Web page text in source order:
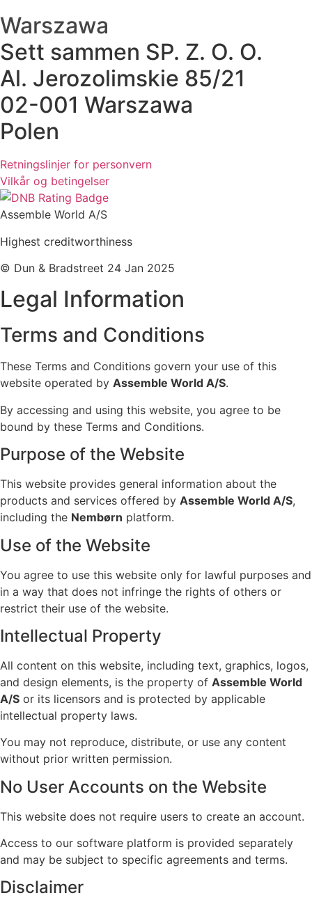
Warszawa
Sett sammen SP. Z. O. O.
Al. Jerozolimskie 85/21
02-001 Warszawa
Polen
Retningslinjer for personvern
Vilkår og betingelser
Assemble World A/S
Highest creditworthiness
© Dun & Bradstreet 24 Jan 2025
Legal Information
Terms and Conditions
These Terms and Conditions govern your use of this
website operated by Assemble World A/S.
By accessing and using this website, you agree to be
bound by these Terms and Conditions.
Purpose of the Website
This website provides general information about the
products and services offered by Assemble World A/S,
including the Nembørn platform.
Use of the Website
You agree to use this website only for lawful purposes and
in a way that does not infringe the rights of others or
restrict their use of the website.
Intellectual Property
All content on this website, including text, graphics, logos,
and design elements, is the property of Assemble World
A/S or its licensors and is protected by applicable
intellectual property laws.
You may not reproduce, distribute, or use any content
without prior written permission.
No User Accounts on the Website
This website does not require users to create an account.
Access to our software platform is provided separately
and may be subject to specific agreements and terms.
Disclaimer